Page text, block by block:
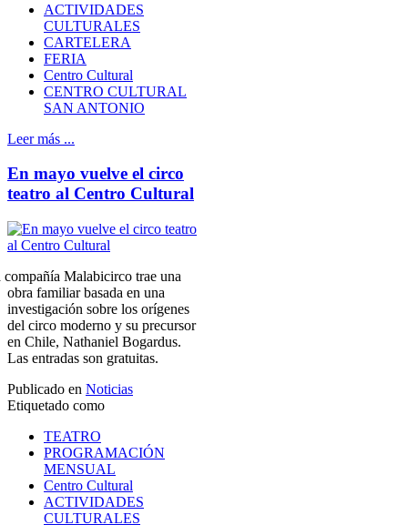
ACTIVIDADES
CULTURALES
CARTELERA
FERIA
Centro Cultural
CENTRO CULTURAL
SAN ANTONIO
Leer más ...
En mayo vuelve el circo
teatro al Centro Cultural
compañía Malabicirco trae una
obra familiar basada en una
investigación sobre los orígenes
del circo moderno y su precursor
en Chile, Nathaniel Bogardus.
Las entradas son gratuitas.
Publicado en Noticias
Etiquetado como
TEATRO
PROGRAMACIÓN
MENSUAL
Centro Cultural
ACTIVIDADES
CULTURALES